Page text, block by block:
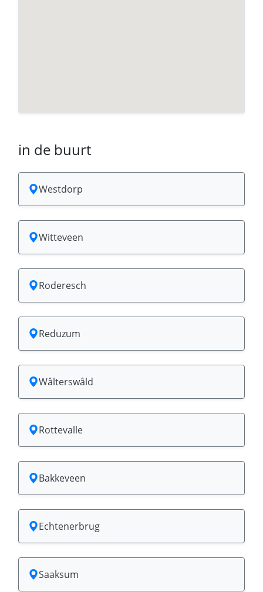
in de buurt
Westdorp
Witteveen
Roderesch
Reduzum
Wâlterswâld
Rottevalle
Bakkeveen
Echtenerbrug
Saaksum